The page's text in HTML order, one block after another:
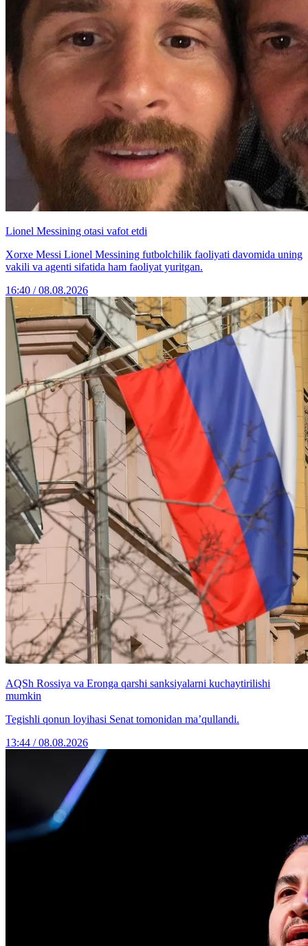
Lionel Messining otasi vafot etdi
Xorxe Messi Lionel Messining futbolchilik faoliyati davomida uning
vakili va agenti sifatida ham faoliyat yuritgan.
16:40 / 08.08.2026
AQSh Rossiya va Eronga qarshi sanksiyalarni kuchaytirilishi
mumkin
Tegishli qonun loyihasi Senat tomonidan ma’qullandi.
13:44 / 08.08.2026